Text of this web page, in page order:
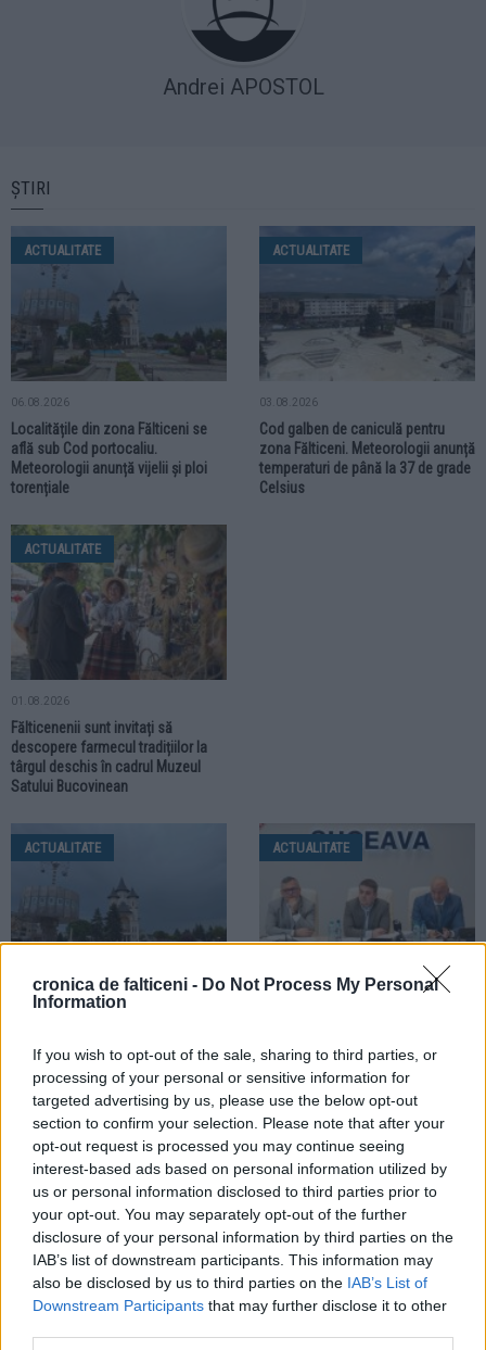
cronica de falticeni - Do Not Process My Personal
Information
If you wish to opt-out of the sale, sharing to third parties, or
processing of your personal or sensitive information for
targeted advertising by us, please use the below opt-out
section to confirm your selection. Please note that after your
opt-out request is processed you may continue seeing
interest-based ads based on personal information utilized by
us or personal information disclosed to third parties prior to
your opt-out. You may separately opt-out of the further
disclosure of your personal information by third parties on the
IAB’s list of downstream participants. This information may
also be disclosed by us to third parties on the IAB’s List of
Downstream Participants that may further disclose it to other
Andrei APOSTOL
ȘTIRI
ACTUALITATE
06.08.2026
Localitățile din zona Fălticeni se
află sub Cod portocaliu.
Meteorologii anunță vijelii și ploi
torențiale
ACTUALITATE
03.08.2026
Cod galben de caniculă pentru
zona Fălticeni. Meteorologii anunță
temperaturi de până la 37 de grade
Celsius
ACTUALITATE
01.08.2026
Fălticenenii sunt invitați să
descopere farmecul tradițiilor la
târgul deschis în cadrul Muzeul
Satului Bucovinean
ACTUALITATE
27.07.2026
atmosferică și vijelii. Meteorologii
au emis Cod galben pentru zona
Fălticeni
ACTUALITATE
Fălticeni. Consiliul Județean
Suceava va direcționa peste 10
milioane de lei
ACTUALITATE
20.07.2026